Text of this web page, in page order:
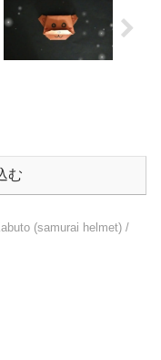
む
(samurai helmet) /